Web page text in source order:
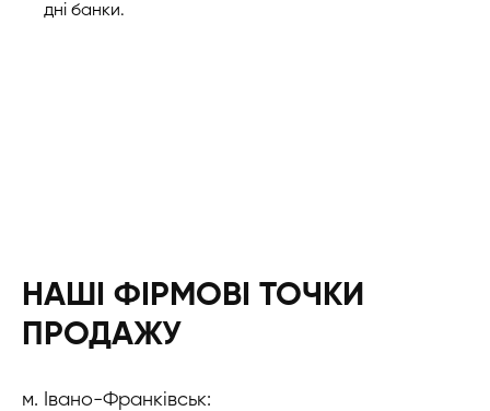
дні банки.
НАШІ ФІРМОВІ ТОЧКИ
ПРОДАЖУ
м. Івано-Франківськ: